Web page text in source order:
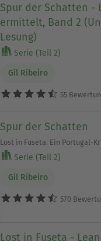
Spur der Schatten -
ermittelt, Band 2
Lesung)
Serie (Teil 2)
Gil Ribeiro
55
Spur der Schatten
Lost in Fuseta. Ein Portugal-
Serie (Teil 2)
Gil Ribeiro
570
Lost in Fuseta -